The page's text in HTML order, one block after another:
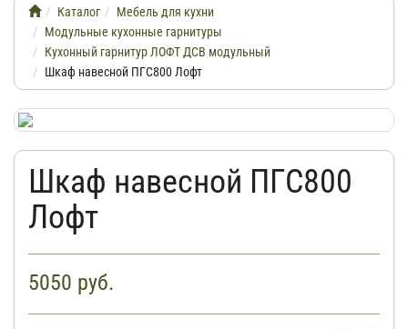
ИНФОРМАЦИЯ
ДОСТАВКА
КАБИНЕТ
КОНТАКТЫ
Каталог
Мебель для кухни
Модульные кухонные гарнитуры
Кухонный гарнитур ЛОФТ ДСВ модульный
Шкаф навесной ПГС800 Лофт
Шкаф навесной ПГС800
Лофт
5050 руб.